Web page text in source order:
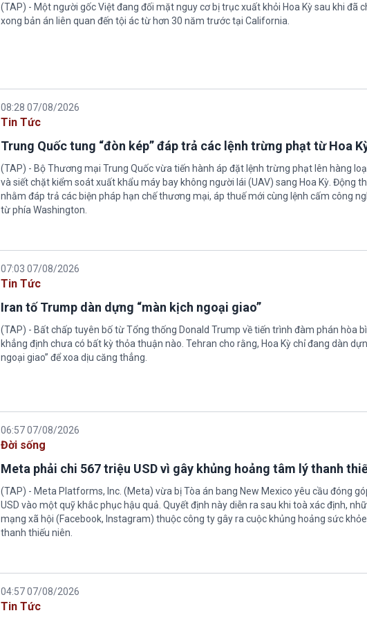
(TAP) - Một người gốc Việt đang đối mặt nguy cơ bị trục xuất khỏi Hoa Kỳ sau khi đã
xong bản án liên quan đến tội ác từ hơn 30 năm trước tại California.
08:28 07/08/2026
Tin Tức
Trung Quốc tung “đòn kép” đáp trả các lệnh trừng phạt từ Hoa
(TAP) - Bộ Thương mại Trung Quốc vừa tiến hành áp đặt lệnh trừng phạt lên hàng
và siết chặt kiểm soát xuất khẩu máy bay không người lái (UAV) sang Hoa Kỳ. Động
nhằm đáp trả các biện pháp hạn chế thương mại, áp thuế mới cùng lệnh cấm công
từ phía Washington.
07:03 07/08/2026
Tin Tức
Iran tố Trump dàn dựng “màn kịch ngoại giao”
(TAP) - Bất chấp tuyên bố từ Tổng thống Donald Trump về tiến trình đàm phán hòa
khẳng định chưa có bất kỳ thỏa thuận nào. Tehran cho rằng, Hoa Kỳ chỉ đang dàn
ngoại giao” để xoa dịu căng thẳng.
06:57 07/08/2026
Đời sống
Meta phải chi 567 triệu USD vì gây khủng hoảng tâm lý thanh
(TAP) - Meta Platforms, Inc. (Meta) vừa bị Tòa án bang New Mexico yêu cầu đóng
USD vào một quỹ khắc phục hậu quả. Quyết định này diễn ra sau khi toà xác định,
mạng xã hội (Facebook, Instagram) thuộc công ty gây ra cuộc khủng hoảng sức
thanh thiếu niên.
04:57 07/08/2026
Tin Tức